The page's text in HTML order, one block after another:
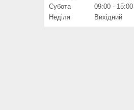
Субота
09:00
15:00
Неділя
Вихідний